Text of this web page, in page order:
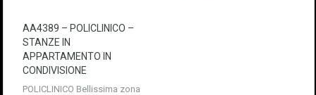
AA4389 – POLICLINICO –
STANZE IN
APPARTAMENTO IN
CONDIVISIONE
POLICLINICO Bellissima zona